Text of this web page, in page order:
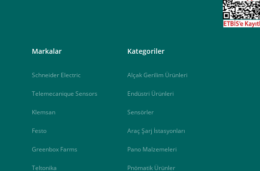
Markalar
Schneider Electric
Telemecanique Sensors
Klemsan
Festo
Greenbox Farms
Teltonika
Kategoriler
Alçak Gerilim Ürünleri
Endüstri Ürünleri
Sensörler
Araç Şarj İstasyonları
Pano Malzemeleri
Pnömatik Ürünler